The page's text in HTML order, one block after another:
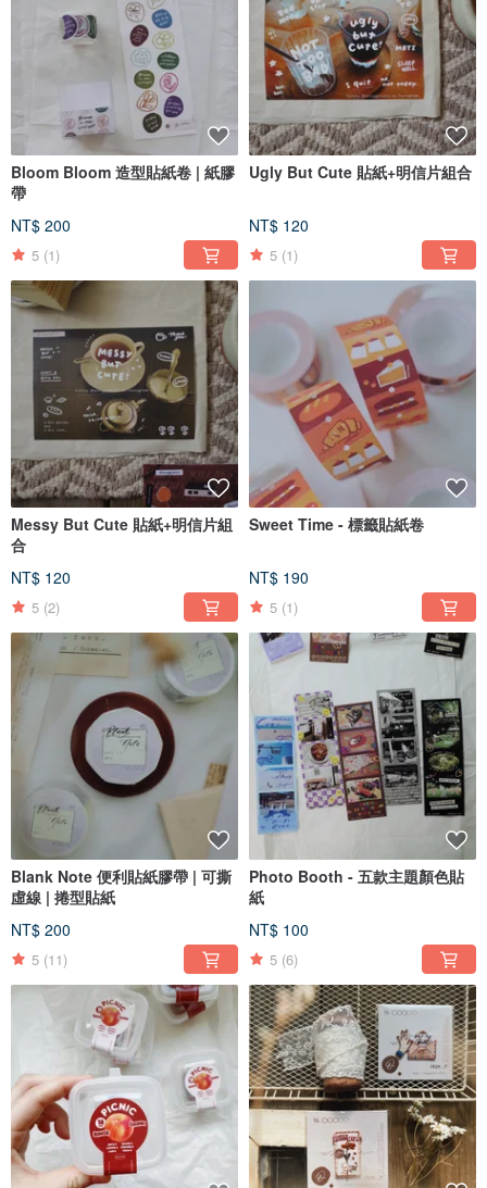
Bloom Bloom 造型貼紙卷 | 紙膠
帶
NT$ 200
5 (1)
Ugly But Cute 貼紙+明信片組合
NT$ 120
5 (1)
Messy But Cute 貼紙+明信片組
合
NT$ 120
5 (2)
Sweet Time - 標籤貼紙卷
NT$ 190
5 (1)
Blank Note 便利貼紙膠帶 | 可撕
虛線 | 捲型貼紙
NT$ 200
5 (11)
Photo Booth - 五款主題顏色貼
紙
NT$ 100
5 (6)